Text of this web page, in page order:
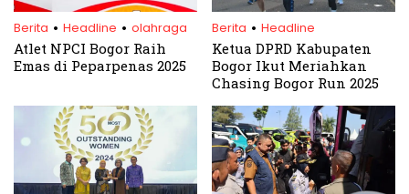
Berita . Headline . olahraga
Atlet NPCI Bogor Raih
Emas di Peparpenas 2025
Berita . Headline
Ketua DPRD Kabupaten
Bogor Ikut Meriahkan
Chasing Bogor Run 2025